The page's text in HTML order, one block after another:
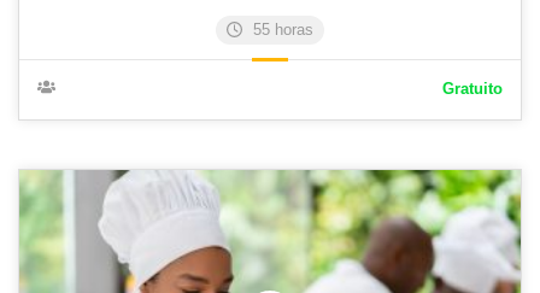
55 horas
Gratuito